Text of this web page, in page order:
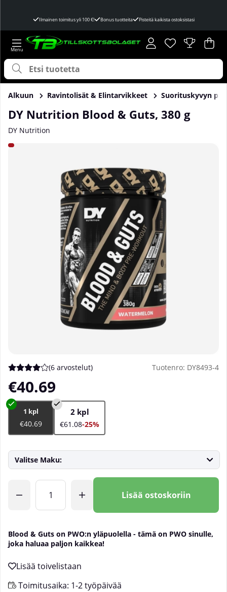
Ilmainen toimitus yli 100 €! Bonus tuotteita Pisteitä kaikista ostoksistasi
Toivelista
Lukumäärä
. .
Alkuun Ravintolisät & Elintarvikkeet Suorituskyvyn
DY Nutrition Blood & Guts, 380 g
DY Nutrition
Tuotekuvat DY Nutrition Blood & Guts, 380 g
Keskiarvoluokitus 4 / 5 Arvioiden määrä 6
(6 arvostelut) Tuotenro: DY8493-4
€40.69
1 kpl
€40.69
2 kpl
€61.08-25%
Valitse Maku:
Lisää ostoskoriin
Blood & Guts on PWO:n yläpuolella - tämä on PWO sinulle,
joka haluaa paljon kaikkea!
Toimitusaika: 1-2 työpäivää